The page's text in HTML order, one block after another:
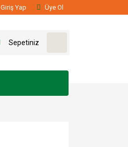
Giriş Yap Üye Ol
Sepetiniz